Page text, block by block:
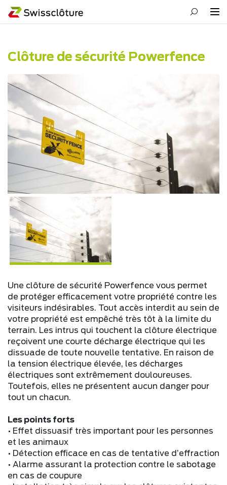
Clôture de sécurité Powerfence
Une clôture de sécurité Powerfence vous permet
de protéger efficacement votre propriété contre les
visiteurs indésirables. Tout accès interdit au sein de
votre propriété est empêché très tôt à la limite du
terrain. Les intrus qui touchent la clôture électrique
reçoivent une courte décharge électrique qui les
dissuade de toute nouvelle tentative. En raison de
la tension électrique élevée, les décharges
électriques sont extrêmement douloureuses.
Toutefois, elles ne présentent aucun danger pour
tout un chacun.
Les points forts
• Effet dissuasif très important pour les personnes
et les animaux
• Détection efficace en cas de tentative d’effraction
• Alarme assurant la protection contre le sabotage
en cas de coupure